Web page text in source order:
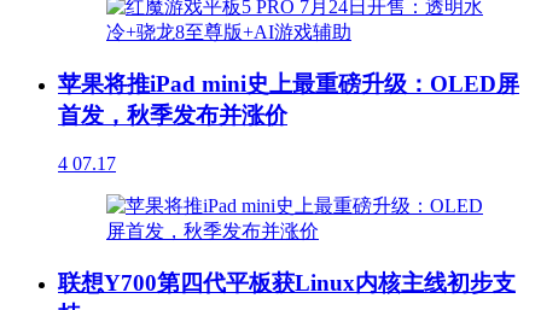
苹果将推iPad mini史上最重磅升级：OLED屏
首发，秋季发布并涨价
4 07.17
联想Y700第四代平板获Linux内核主线初步支